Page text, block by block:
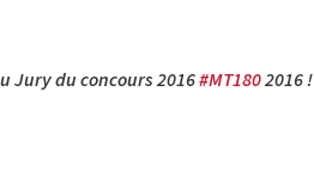
Jury du concours 2016#MT1802016 !